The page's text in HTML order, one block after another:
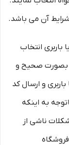
آن می باشد.
باربری انتخاب
بصورت صحیح و
و ارسال کد
به اینکه
کلیه مشکلات ناشی از